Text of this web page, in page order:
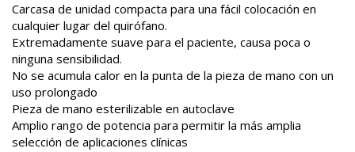
Carcasa de unidad compacta para una fácil colocación en
cualquier lugar del quirófano.
Extremadamente suave para el paciente, causa poca o
ninguna sensibilidad.
No se acumula calor en la punta de la pieza de mano con un
uso prolongado
Pieza de mano esterilizable en autoclave
Amplio rango de potencia para permitir la más amplia
selección de aplicaciones clínicas